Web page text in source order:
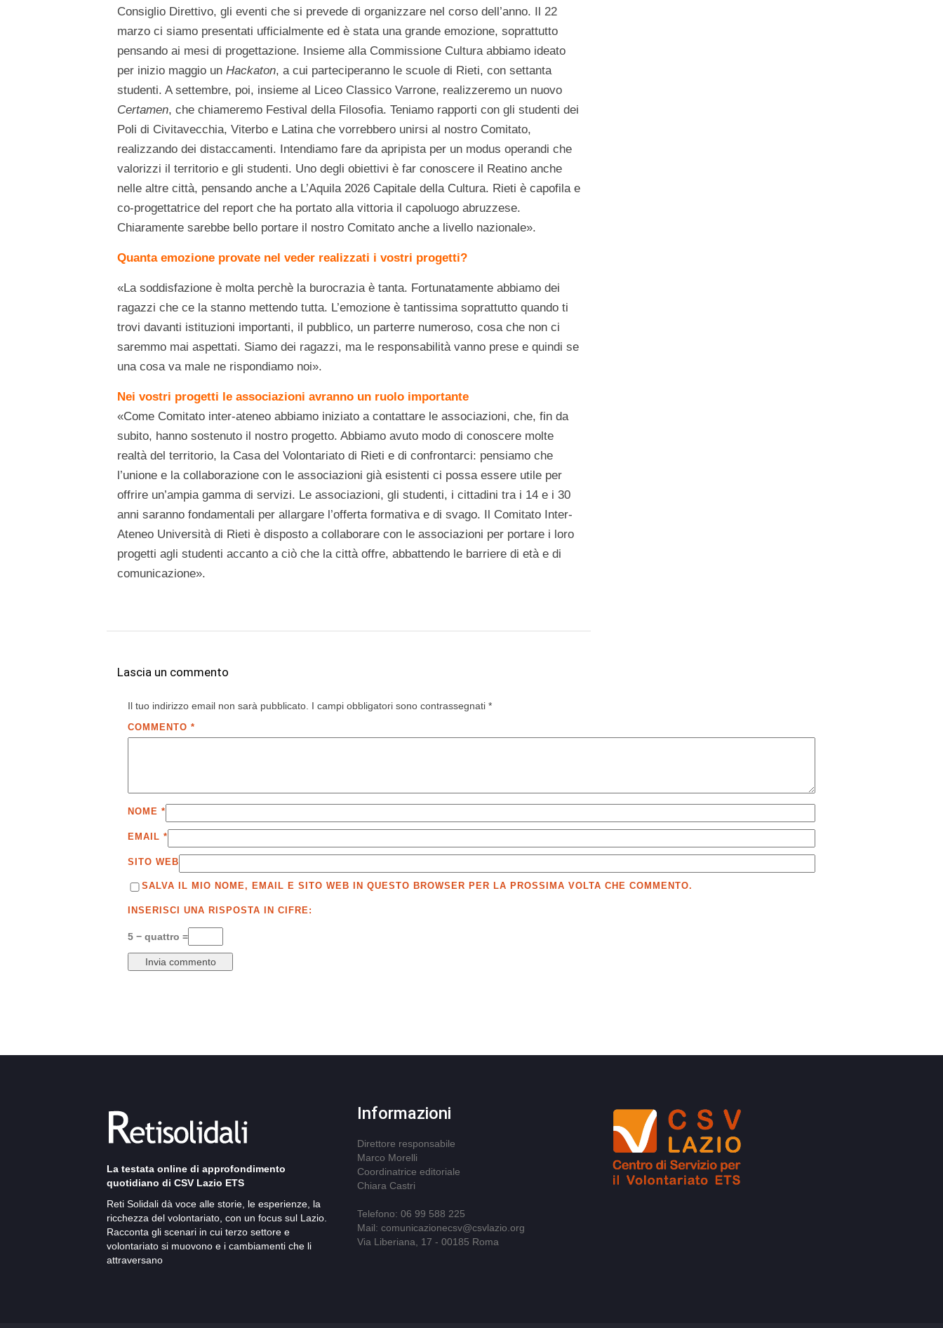
Consiglio Direttivo, gli eventi che si prevede di organizzare nel corso dell’anno. Il 22
marzo ci siamo presentati ufficialmente ed è stata una grande emozione, soprattutto
pensando ai mesi di progettazione. Insieme alla Commissione Cultura abbiamo ideato
per inizio maggio un Hackaton, a cui parteciperanno le scuole di Rieti, con settanta
studenti. A settembre, poi, insieme al Liceo Classico Varrone, realizzeremo un nuovo
Certamen, che chiameremo Festival della Filosofia. Teniamo rapporti con gli studenti dei
Poli di Civitavecchia, Viterbo e Latina che vorrebbero unirsi al nostro Comitato,
realizzando dei distaccamenti. Intendiamo fare da apripista per un modus operandi che
valorizzi il territorio e gli studenti. Uno degli obiettivi è far conoscere il Reatino anche
nelle altre città, pensando anche a L’Aquila 2026 Capitale della Cultura. Rieti è capofila e
co-progettatrice del report che ha portato alla vittoria il capoluogo abruzzese.
Chiaramente sarebbe bello portare il nostro Comitato anche a livello nazionale».
Quanta emozione provate nel veder realizzati i vostri progetti?
«La soddisfazione è molta perchè la burocrazia è tanta. Fortunatamente abbiamo dei
ragazzi che ce la stanno mettendo tutta. L’emozione è tantissima soprattutto quando ti
trovi davanti istituzioni importanti, il pubblico, un parterre numeroso, cosa che non ci
saremmo mai aspettati. Siamo dei ragazzi, ma le responsabilità vanno prese e quindi se
una cosa va male ne rispondiamo noi».
Nei vostri progetti le associazioni avranno un ruolo importante
«Come Comitato inter-ateneo abbiamo iniziato a contattare le associazioni, che, fin da
subito, hanno sostenuto il nostro progetto. Abbiamo avuto modo di conoscere molte
realtà del territorio, la Casa del Volontariato di Rieti e di confrontarci: pensiamo che
l’unione e la collaborazione con le associazioni già esistenti ci possa essere utile per
offrire un’ampia gamma di servizi. Le associazioni, gli studenti, i cittadini tra i 14 e i 30
anni saranno fondamentali per allargare l’offerta formativa e di svago. Il Comitato Inter-
Ateneo Università di Rieti è disposto a collaborare con le associazioni per portare i loro
progetti agli studenti accanto a ciò che la città offre, abbattendo le barriere di età e di
comunicazione».
Lascia un commento
Il tuo indirizzo email non sarà pubblicato. I campi obbligatori sono contrassegnati *
COMMENTO *
NOME *
EMAIL *
SITO WEB
SALVA IL MIO NOME, EMAIL E SITO WEB IN QUESTO BROWSER PER LA PROSSIMA VOLTA CHE COMMENTO.
INSERISCI UNA RISPOSTA IN CIFRE:
5 − quattro =
La testata online di approfondimento
quotidiano di CSV Lazio ETS
Reti Solidali dà voce alle storie, le esperienze, la
ricchezza del volontariato, con un focus sul Lazio.
Racconta gli scenari in cui terzo settore e
volontariato si muovono e i cambiamenti che li
attraversano
Informazioni
Direttore responsabile
Marco Morelli
Coordinatrice editoriale
Chiara Castri
Telefono: 06 99 588 225
Mail: comunicazionecsv@csvlazio.org
Via Liberiana, 17 - 00185 Roma